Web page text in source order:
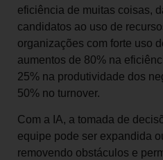
eficiência de muitas coisas,
candidatos ao uso de
organizações com forte uso
aumentos de 80% na
25% na produtividade dos
50% no turnover.
Com a IA, a tomada de
equipe pode ser expandida
removendo obstáculos e